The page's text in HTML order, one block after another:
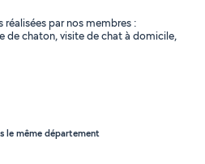
par nos membres :
de chaton, visite de chat à domicile,
le même département